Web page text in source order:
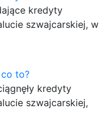
kredyty
szwajcarskiej, w
to?
kredyty
szwajcarskiej,